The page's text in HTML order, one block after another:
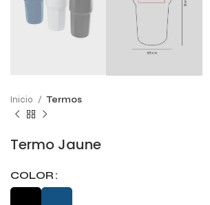
Inicio Termos
Termo Jaune
COLOR